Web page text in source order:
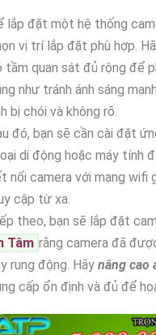
lắp đặt một hệ thống
vị trí lắp đặt phù hợp.
tầm quan sát đủ rộng để
như tránh ánh sáng
bị chói và không rõ.
đó, bạn sẽ cần cài đặt
di động hoặc máy tính
nối camera với mạng wifi
cập từ xa.
theo, bạn sẽ lắp đặt
Tâm rằng camera đã
rung động. Hãy nâng cao
cấp ổn định và đủ để